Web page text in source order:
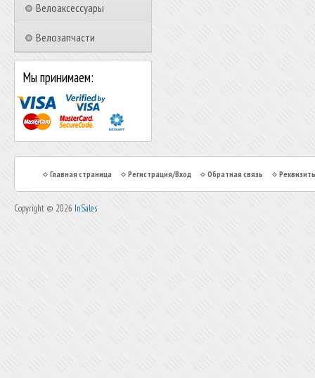
Велоаксессуары
Велозапчасти
Мы принимаем:
Главная страница Регистрация/Вход Обратная связь
Copyright © 2026 InSales